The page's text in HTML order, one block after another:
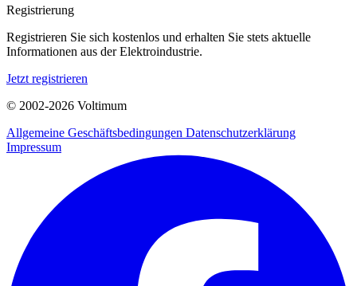
Registrierung
Registrieren Sie sich kostenlos und erhalten Sie stets aktuelle
Informationen aus der Elektroindustrie.
Jetzt registrieren
© 2002-2026 Voltimum
Allgemeine Geschäftsbedingungen Datenschutzerklärung
Impressum